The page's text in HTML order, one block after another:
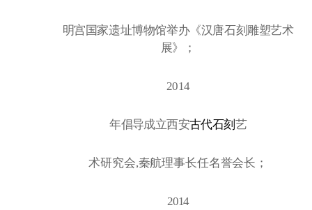
明宫国家遗址博物馆举办《汉唐石刻雕塑艺术
展》；
2014
年倡导成立西安古代石刻 艺
术研究会,秦航理事长任名誉会长；
2014